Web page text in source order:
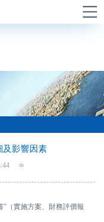
av一区二区_Av高级毛片
及影響因素
”（實施方案、財務評價報